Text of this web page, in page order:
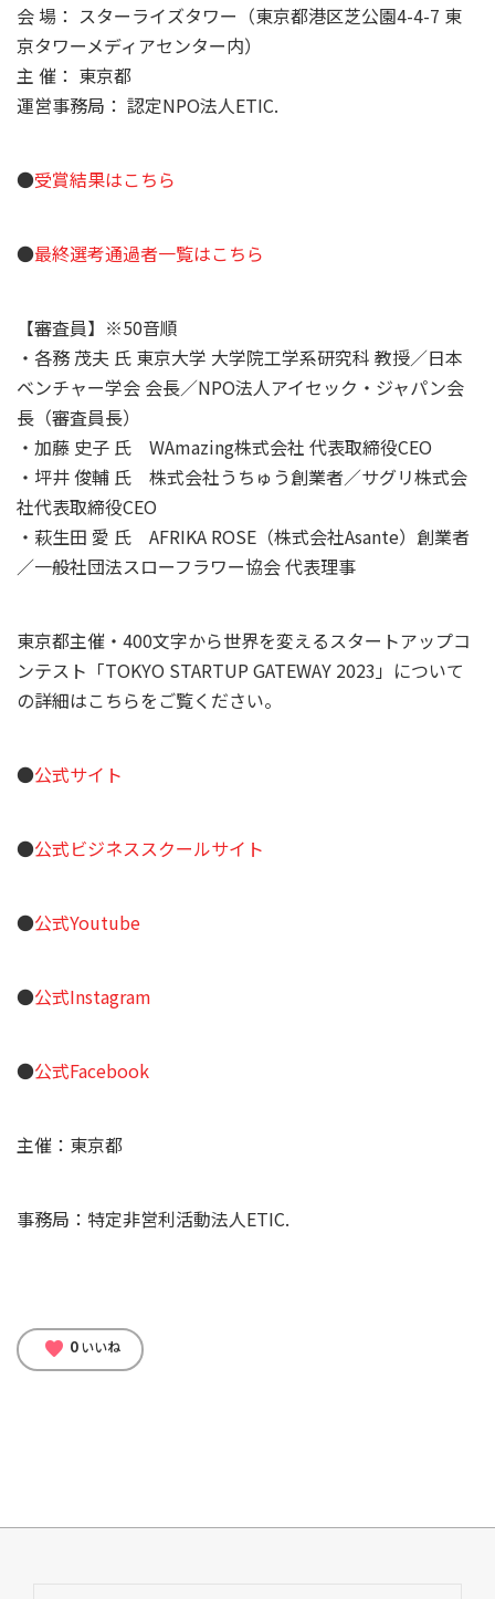
会 場： スターライズタワー（東京都港区芝公園4-4-7 東
京タワーメディアセンター内）
主 催： 東京都
運営事務局： 認定NPO法人ETIC.
●受賞結果はこちら
●最終選考通過者一覧はこちら
【審査員】※50音順
・各務 茂夫 氏 東京大学 大学院工学系研究科 教授／日本
ベンチャー学会 会長／NPO法人アイセック・ジャパン会
長（審査員長）
・加藤 史子 氏 WAmazing株式会社 代表取締役CEO
・坪井 俊輔 氏 株式会社うちゅう創業者／サグリ株式会
社代表取締役CEO
・萩生田 愛 氏 AFRIKA ROSE（株式会社Asante）創業者
／一般社団法スローフラワー協会 代表理事
東京都主催・400文字から世界を変えるスタートアップコ
ンテスト「TOKYO STARTUP GATEWAY 2023」について
の詳細はこちらをご覧ください。
●公式サイト
●公式ビジネススクールサイト
●公式Youtube
●公式Instagram
●公式Facebook
主催：東京都
事務局：特定⾮営利活動法⼈ETIC.
favorite 0 いいね